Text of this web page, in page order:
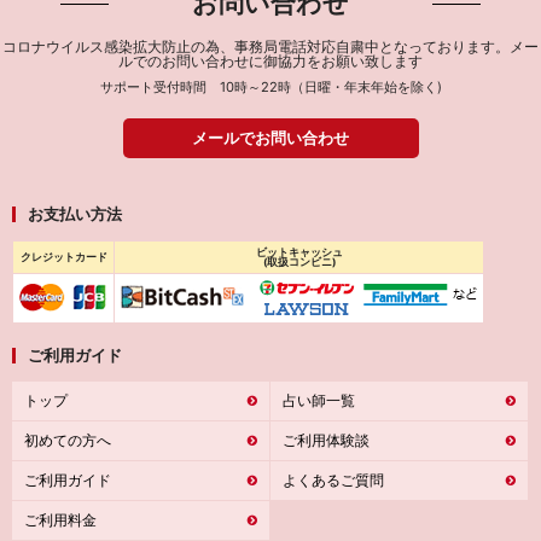
コロナウイルス感染拡大防止の為、事務局電話対応自粛中となっております。メー
ルでのお問い合わせに御協力をお願い致します
サポート受付時間 10時～22時（日曜・年末年始を除く)
メールでお問い合わせ
お支払い方法
クレジットカード
ビットキャッシュ
(取扱コンビニ)
ご利用ガイド
トップ
初めての方へ
ご利用ガイド
ご利用料金
占い師一覧
ご利用体験談
よくあるご質問